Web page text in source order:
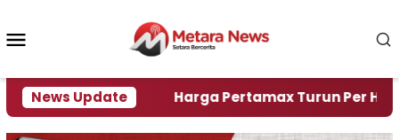
konten
News Update
Krisi Air Harga Pertamax Turun Per Hari Ini,